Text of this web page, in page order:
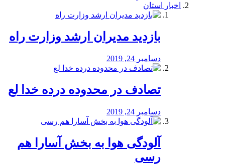
اخبار استان
بازدید مدیران ارشد وزارت راه
دسامبر 24, 2019
تصادف در محدوده درده خدا لع
دسامبر 24, 2019
آلودگی هوا به بخش آسارا هم
رسی